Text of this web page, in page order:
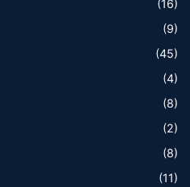
(16)
(9)
(45)
(4)
(8)
(2)
(8)
(11)